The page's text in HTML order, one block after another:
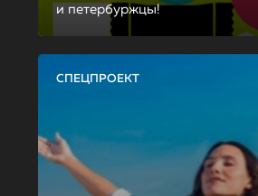
и петербуржцы!
СПЕЦПРОЕКТ